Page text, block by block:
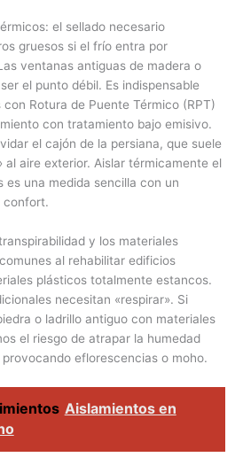
el sellado necesario
gruesos si el frío entra por
ventanas antiguas de madera o
el punto débil. Es indispensable
Rotura de Puente Térmico (RPT)
con tratamiento bajo emisivo.
el cajón de la persiana, que suele
al aire exterior. Aislar térmicamente el
es una medida sencilla con un
confort.
y los materiales
al rehabilitar edificios
plásticos totalmente estancos.
necesitan «respirar». Si
o ladrillo antiguo con materiales
el riesgo de atrapar la humedad
eflorescencias o moho.
Aislamientos en